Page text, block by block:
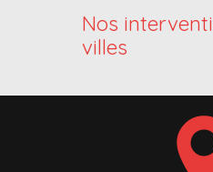
Nos
villes